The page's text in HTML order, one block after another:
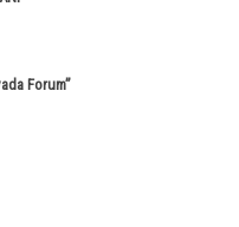
Forum”